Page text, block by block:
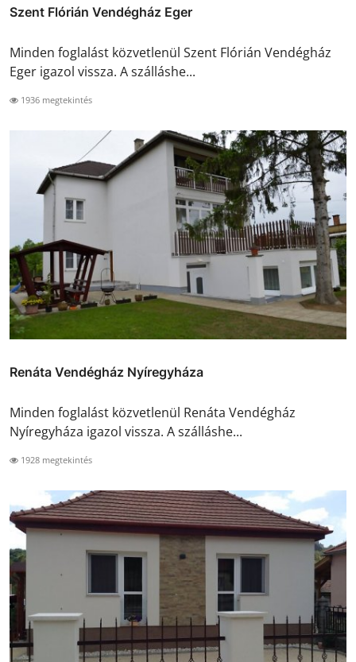
Szent Flórián Vendégház Eger
Minden foglalást közvetlenül Szent Flórián Vendégház
Eger igazol vissza. A szálláshe...
1936 megtekintés
Renáta Vendégház Nyíregyháza
Minden foglalást közvetlenül Renáta Vendégház
Nyíregyháza igazol vissza. A szálláshe...
1928 megtekintés